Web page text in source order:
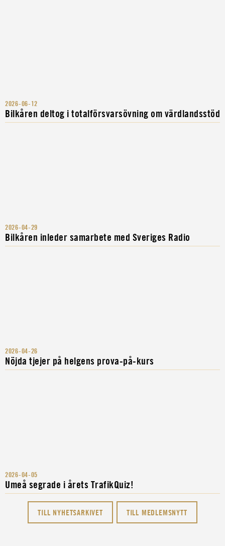
2026-06-12
Bilkåren deltog i totalförsvarsövning om värdlandsstöd
2026-04-29
Bilkåren inleder samarbete med Sveriges Radio
2026-04-26
Nöjda tjejer på helgens prova-på-kurs
2026-04-05
Umeå segrade i årets TrafikQuiz!
TILL NYHETSARKIVET TILL MEDLEMSNYTT